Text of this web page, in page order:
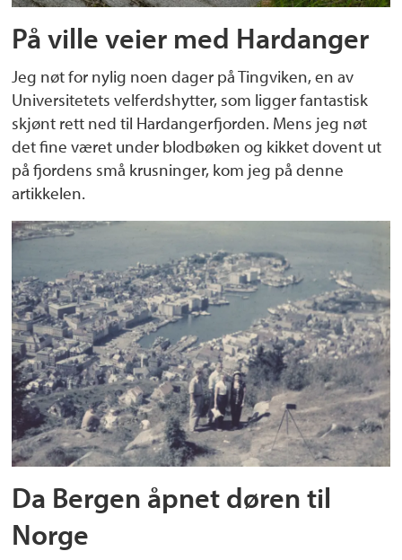
På ville veier med Hardanger
Jeg nøt for nylig noen dager på Tingviken, en av
Universitetets velferdshytter, som ligger fantastisk
skjønt rett ned til Hardangerfjorden. Mens jeg nøt
det fine været under blodbøken og kikket dovent ut
på fjordens små krusninger, kom jeg på denne
artikkelen.
Da Bergen åpnet døren til
Norge